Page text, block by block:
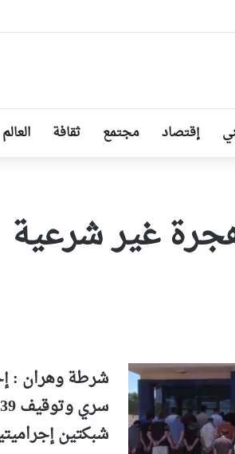
تطوير وصيانة شبكة الطرق عبر 13 ولاية ضمن برنامج 2026
إقتصاد مجتمع ثقافة العالم
غير شرعية
شرطة وهران :
شبكتين